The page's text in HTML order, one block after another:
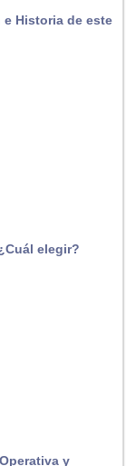
Historia de este
elegir?
y